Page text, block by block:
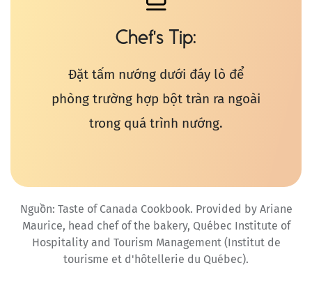
Chef's Tip
Đặt tấm nướng dưới đáy lò để
phòng trường hợp bột tràn ra ngoài
trong quá trình nướng.
Nguồn: Taste of Canada Cookbook. Provided by Ariane
Maurice, head chef of the bakery, Québec Institute of
Hospitality and Tourism Management (Institut de
tourisme et d'hôtellerie du Québec).